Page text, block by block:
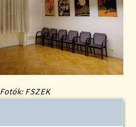
Fotók: FSZEK